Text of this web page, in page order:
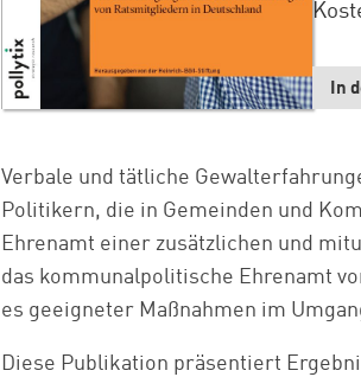
In
Verbale und tätliche
Politikern, die in Gemeinden und
Ehrenamt einer zusätzlichen und
das kommunalpolitische Ehrenamt
es geeigneter Maßnahmen im
Diese Publikation präsentiert